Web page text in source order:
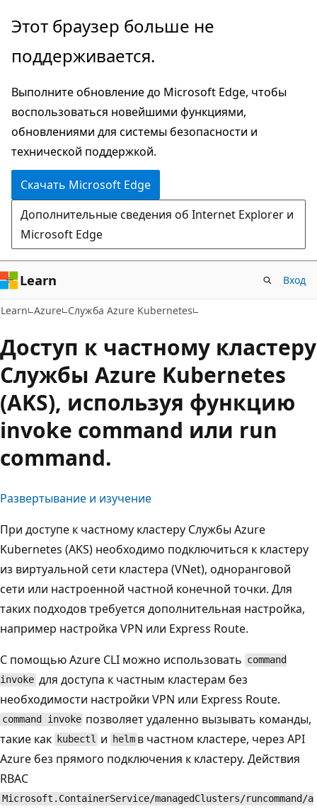
Пропустить
перейти
основному
содержимому
Этот браузер больше не
поддерживается.
Выполните обновление до Microsoft Edge, чтобы
воспользоваться новейшими функциями,
обновлениями для системы безопасности и
технической поддержкой.
Скачать Microsoft Edge
Дополнительные сведения об Internet Explorer и
Microsoft Edge
Learn Вход
Learn Azure Служба Azure Kubernetes
Доступ к частному кластеру
Службы Azure Kubernetes
(AKS), используя функцию
invoke command или run
command.
Развертывание и изучение
При доступе к частному кластеру Службы Azure
Kubernetes (AKS) необходимо подключиться к кластеру
из виртуальной сети кластера (VNet), одноранговой
сети или настроенной частной конечной точки. Для
таких подходов требуется дополнительная настройка,
например настройка VPN или Express Route.
С помощью Azure CLI можно использовать command
invoke для доступа к частным кластерам без
необходимости настройки VPN или Express Route.
command invoke позволяет удаленно вызывать команды,
такие как
kubectl и helmв частном кластере, через API
Azure без прямого подключения к кластеру. Действия
RBAC
Microsoft.ContainerService/managedClusters/runcommand/a